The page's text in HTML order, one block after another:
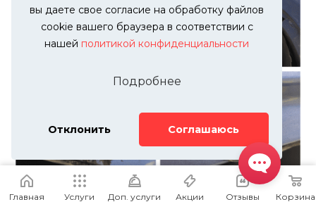
вы даете свое согласие на обработку файлов
cookie вашего браузера в соответствии с
нашей политикой конфиденциальности
Подробнее
Отклонить Соглашаюсь
Главная Услуги Доп. услуги Акции Отзывы Корзина